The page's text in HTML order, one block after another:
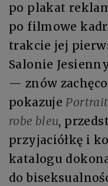
po plakat
po filmowe
trakcie jej
Salonie
— znów
pokazujePortrait
robe bleu,
przyjaciółkę i
katalogu
do